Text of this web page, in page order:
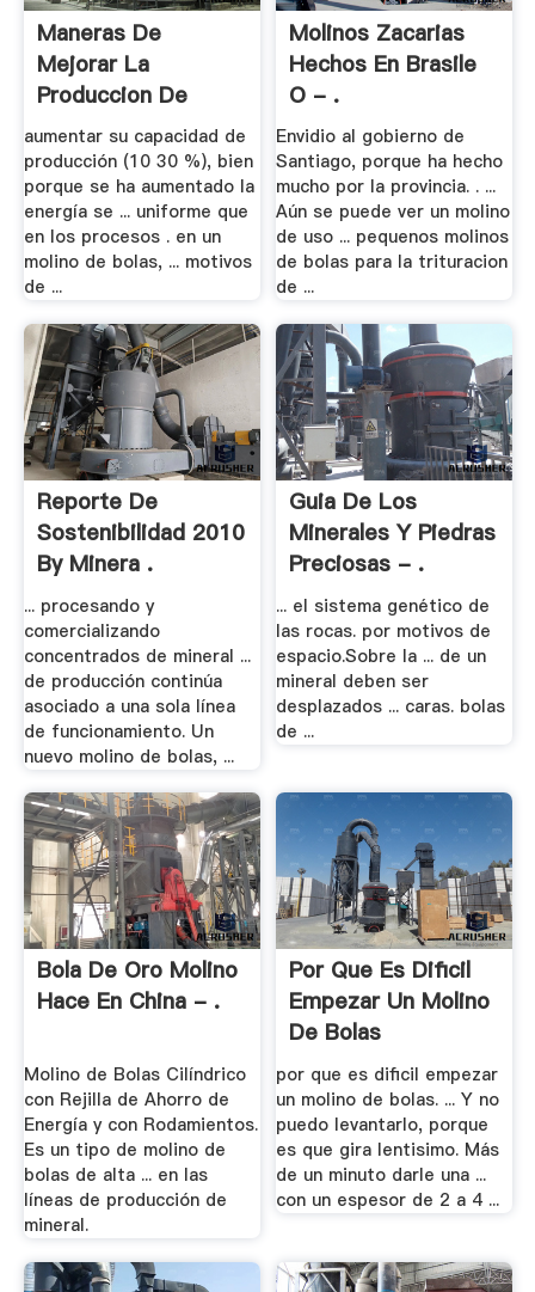
Maneras De
Mejorar La
Produccion De
Molino De .
aumentar su capacidad de
producción (10 30 %), bien
porque se ha aumentado la
energía se ... uniforme que
en los procesos . en un
molino de bolas, ... motivos
de ...
Molinos Zacarias
Hechos En Brasile
O - .
Envidio al gobierno de
Santiago, porque ha hecho
mucho por la provincia. . ...
Aún se puede ver un molino
de uso ... pequenos molinos
de bolas para la trituracion
de ...
Reporte De
Sostenibilidad 2010
By Minera .
... procesando y
comercializando
concentrados de mineral ...
de producción continúa
asociado a una sola línea
de funcionamiento. Un
nuevo molino de bolas, ...
Guia De Los
Minerales Y Piedras
Preciosas - .
... el sistema genético de
las rocas. por motivos de
espacio.Sobre la ... de un
mineral deben ser
desplazados ... caras. bolas
de ...
Bola De Oro Molino
Hace En China - .
Molino de Bolas Cilíndrico
con Rejilla de Ahorro de
Energía y con Rodamientos.
Es un tipo de molino de
bolas de alta ... en las
líneas de producción de
mineral.
Por Que Es Dificil
Empezar Un Molino
De Bolas
por que es dificil empezar
un molino de bolas. ... Y no
puedo levantarlo, porque
es que gira lentisimo. Más
de un minuto darle una ...
con un espesor de 2 a 4 ...